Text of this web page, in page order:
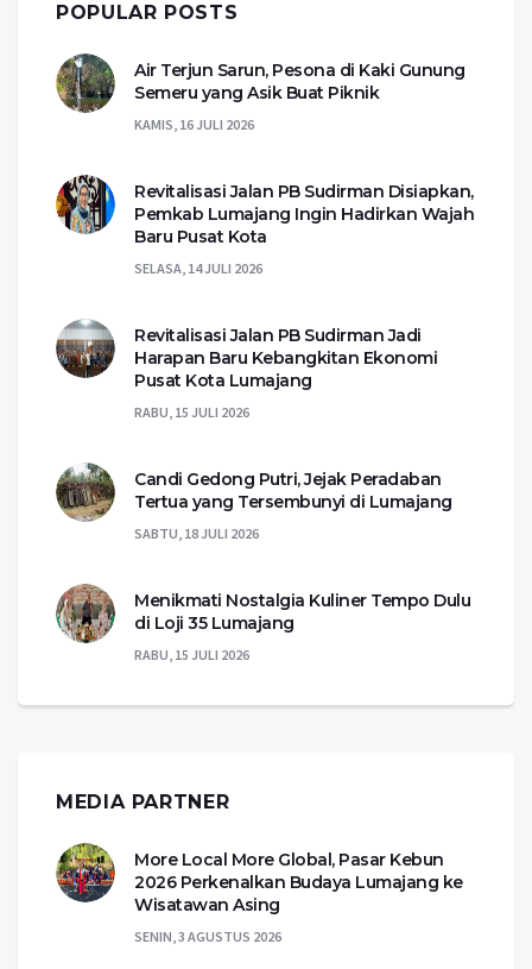
POPULAR POSTS
Air Terjun Sarun, Pesona di Kaki Gunung
Semeru yang Asik Buat Piknik
KAMIS, 16 JULI 2026
Revitalisasi Jalan PB Sudirman Disiapkan,
Pemkab Lumajang Ingin Hadirkan Wajah
Baru Pusat Kota
SELASA, 14 JULI 2026
Revitalisasi Jalan PB Sudirman Jadi
Harapan Baru Kebangkitan Ekonomi
Pusat Kota Lumajang
RABU, 15 JULI 2026
Candi Gedong Putri, Jejak Peradaban
Tertua yang Tersembunyi di Lumajang
SABTU, 18 JULI 2026
Menikmati Nostalgia Kuliner Tempo Dulu
di Loji 35 Lumajang
RABU, 15 JULI 2026
MEDIA PARTNER
More Local More Global, Pasar Kebun
2026 Perkenalkan Budaya Lumajang ke
Wisatawan Asing
SENIN, 3 AGUSTUS 2026